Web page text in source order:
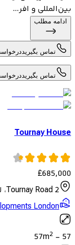
بین‌المللی و افر...
ادامه مطلب
تماس بگیرید
تماس بگیرید
Tournay House
£685,000
2 Tournay Road، لندن SW6 7UF
London
57
-
57m2